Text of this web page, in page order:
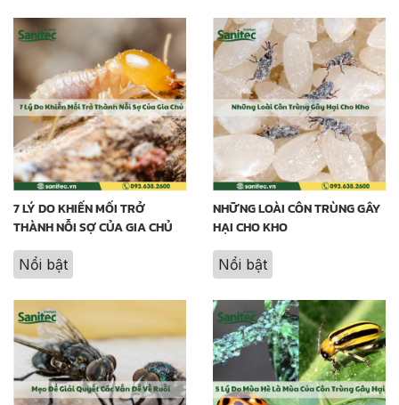
7 LÝ DO KHIẾN MỐI TRỞ
THÀNH NỖI SỢ CỦA GIA CHỦ
Nổi bật
NHỮNG LOÀI CÔN TRÙNG GÂY
HẠI CHO KHO
Nổi bật